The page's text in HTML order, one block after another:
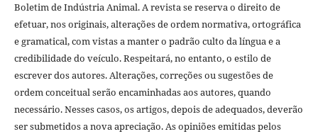
Boletim de Indústria Animal. A revista se reserva o direito de
efetuar, nos originais, alterações de ordem normativa, ortográfica
e gramatical, com vistas a manter o padrão culto da língua e a
credibilidade do veículo. Respeitará, no entanto, o estilo de
escrever dos autores. Alterações, correções ou sugestões de
ordem conceitual serão encaminhadas aos autores, quando
necessário. Nesses casos, os artigos, depois de adequados, deverão
ser submetidos a nova apreciação. As opiniões emitidas pelos